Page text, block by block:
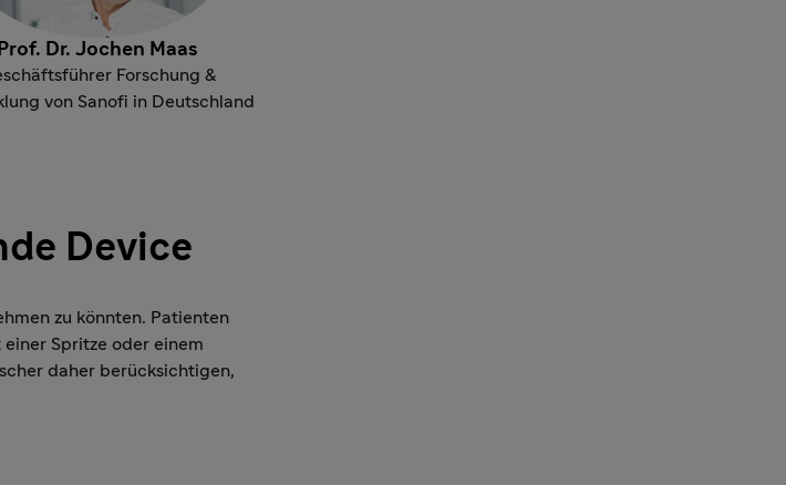
Prof. Dr. Jochen Maas
Forschung &
von Sanofi in Deutschland
Device
zu könnten. Patienten
Spritze oder einem
daher berücksichtigen,